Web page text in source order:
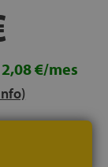
€/mes